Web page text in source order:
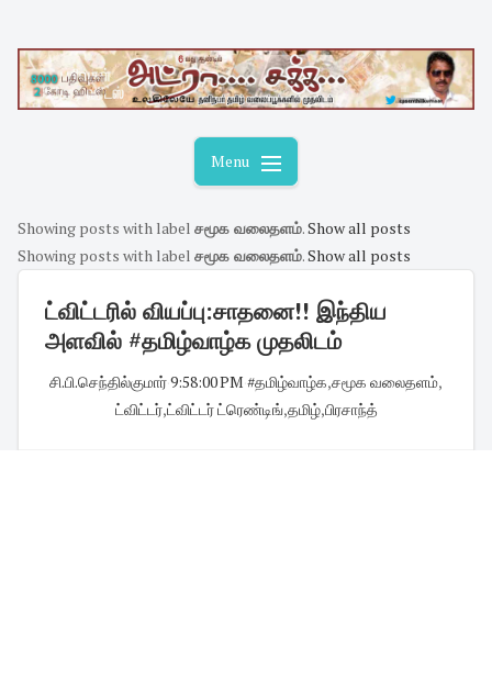
content
Menu
Showing posts with label சமூக வலைதளம்.Show all posts
Showing posts with label சமூக வலைதளம்.Show all posts
ட்விட்டரில் வியப்பு:சாதனை!! இந்திய
அளவில் #தமிழ்வாழ்க முதலிடம்
சி.பி.செந்தில்குமார்9:58:00 PM #தமிழ்வாழ்க,சமூக வலைதளம்,
ட்விட்டர்,ட்விட்டர் ட்ரெண்டிங்,தமிழ்,பிரசாந்த்